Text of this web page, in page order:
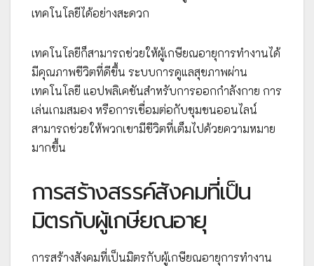
เทคโนโลยีได้อย่างสะดวก
เทคโนโลยีก็สามารถช่วยให้ผู้เกษียณอายุการทำงานได้
มีคุณภาพชีวิตที่ดีขึ้น ระบบการดูแลสุขภาพผ่าน
เทคโนโลยี แอปพลิเคชันสำหรับการออกกำลังกาย การ
เล่นเกมสมอง หรือการเชื่อมต่อกับชุมชนออนไลน์
สามารถช่วยให้พวกเขามีชีวิตที่เต็มไปด้วยความหมาย
มากขึ้น
การสร้างสรรค์สังคมที่เป็น
มิตรกับผู้เกษียณอายุ
การสร้างสังคมที่เป็นมิตรกับผู้เกษียณอายุการทำงาน